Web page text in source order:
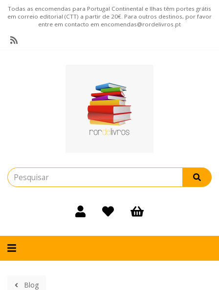
Todas as encomendas para Portugal Continental e Ilhas têm portes grátis
em correio editorial (CTT) a partir de 20€. Para outros destinos, por favor
entre em contacto em encomendas@rordelivros.pt
Alternar
Blog